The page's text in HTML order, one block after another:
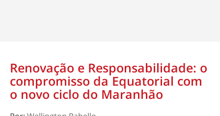
Renovação e Responsabilidade: o
compromisso da Equatorial com
o novo ciclo do Maranhão